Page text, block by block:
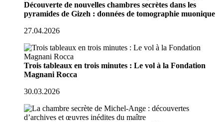
Découverte de nouvelles chambres secrètes dans les
pyramides de Gizeh : données de tomographie muonique
27.04.2026
Trois tableaux en trois minutes : Le vol à la Fondation
Magnani Rocca
30.03.2026